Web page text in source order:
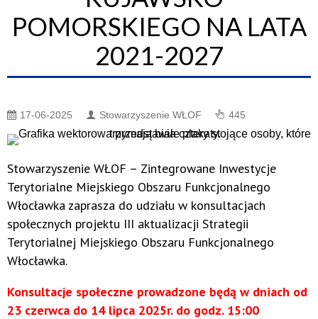
POMORSKIEGO NA LATA
2021-2027
17-06-2025 Stowarzyszenie WŁOF 445
Stowarzyszenie WŁOF – Zintegrowane Inwestycje
Terytorialne Miejskiego Obszaru Funkcjonalnego
Włocławka zaprasza do udziału w konsultacjach
społecznych projektu III aktualizacji Strategii
Terytorialnej Miejskiego Obszaru Funkcjonalnego
Włocławka.
Konsultacje społeczne prowadzone będą w dniach od
23 czerwca do 14 lipca 2025r. do godz. 15:00